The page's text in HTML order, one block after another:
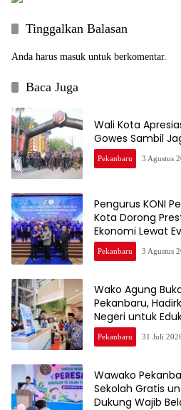
Tinggalkan Balasan
Anda harus masuk untuk berkomentar.
Baca Juga
Wali Kota
Gowes Sambil
Pekanbaru 3 Agustus
Pengurus KONI
Kota Dorong
Ekonomi Lewat
Pekanbaru 3 Agustus
Wako Agung
Pekanbaru,
Negeri untuk
Masyarakat
Pekanbaru 31 Juli
Wawako
Sekolah Gratis
Dukung Wajib